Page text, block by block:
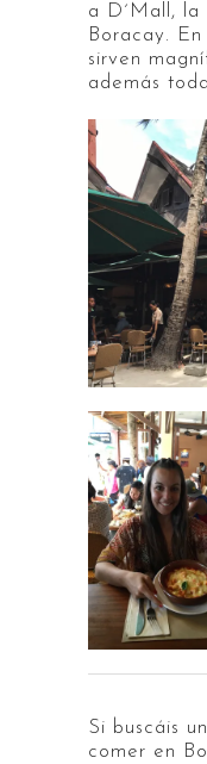
a D´Mall, la
Boracay.
sirven
además
Si buscáis
comer en